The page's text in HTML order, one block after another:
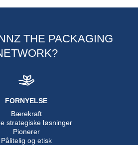
THE PACKAGING
FORNYELSE
Bærekraft
strategiske løsninger
Pionerer
Pålitelig og etisk